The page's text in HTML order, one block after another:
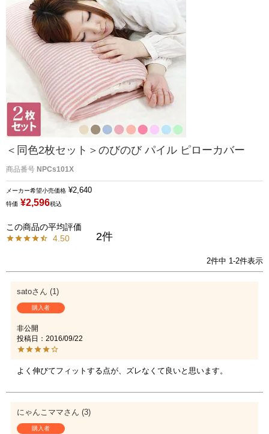
＜同色2枚セット＞のびのび パイル ピローカバー
商品番号 NPCs101X
メーカー希望小売価格 ¥2,640
特価 ¥2,596税込
4.50 2
2件中 1-2件表示
sato 1
購入者
非公開
投稿日
2016/09/22
にゃんこママ 3
購入者